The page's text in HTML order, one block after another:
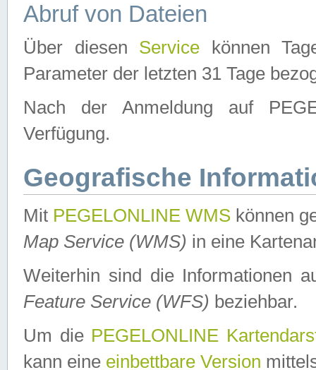
Abruf von Dateien
Über diesen Service können
Parameter der letzten 31 Tage
Nach der Anmeldung auf
Verfügung.
Geografische
Mit PEGELONLINE WMS können
Map Service (WMS) in eine
Weiterhin sind die Informationen
Feature Service (WFS) beziehbar.
Um die PEGELONLINE
kann eine einbettbare Version